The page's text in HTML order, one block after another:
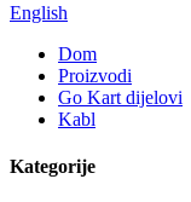
English
Dom
Proizvodi
Go Kart dijelovi
Kabl
Kategorije